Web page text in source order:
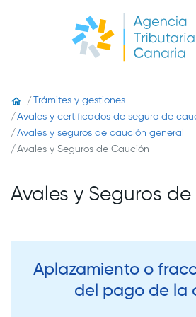
Trámites y gestiones
Avales y certificados de seguro de
Avales y seguros de caución general
Avales y Seguros de Caución
Avales y Seguros
Aplazamiento o
del pago de la